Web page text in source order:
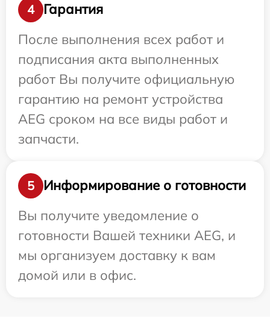
4
Гарантия
После выполнения всех работ и
подписания акта выполненных
работ Вы получите официальную
гарантию на ремонт устройства
AEG сроком на все виды работ и
запчасти.
5
Информирование о готовности
Вы получите уведомление о
готовности Вашей техники AEG, и
мы организуем доставку к вам
домой или в офис.